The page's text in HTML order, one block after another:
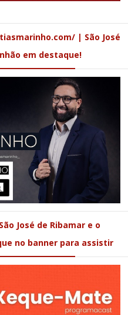
| São José
em destaque!
José de Ribamar e o
no banner para assistir